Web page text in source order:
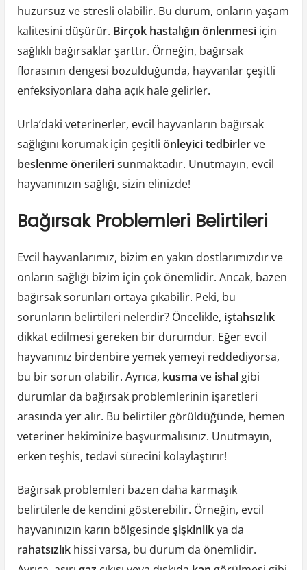
huzursuz ve stresli olabilir. Bu durum, onların yaşam
kalitesini düşürür. Birçok hastalığın önlenmesiiçin
sağlıklı bağırsaklar şarttır. Örneğin, bağırsak
florasının dengesi bozulduğunda, hayvanlar çeşitli
enfeksiyonlara daha açık hale gelirler.
Urla’daki veterinerler, evcil hayvanların bağırsak
sağlığını korumak için çeşitli önleyici tedbirlerve
beslenme önerilerisunmaktadır. Unutmayın, evcil
hayvanınızın sağlığı, sizin elinizde!
Bağırsak Problemleri Belirtileri
Evcil hayvanlarımız, bizim en yakın dostlarımızdır ve
onların sağlığı bizim için çok önemlidir. Ancak, bazen
bağırsak sorunları ortaya çıkabilir. Peki, bu
sorunların belirtileri nelerdir? Öncelikle, iştahsızlık
dikkat edilmesi gereken bir durumdur. Eğer evcil
hayvanınız birdenbire yemek yemeyi reddediyorsa,
bu bir sorun olabilir. Ayrıca, kusma ve ishalgibi
durumlar da bağırsak problemlerinin işaretleri
arasında yer alır. Bu belirtiler görüldüğünde, hemen
veteriner hekiminize başvurmalısınız. Unutmayın,
erken teşhis, tedavi sürecini kolaylaştırır!
Bağırsak problemleri bazen daha karmaşık
belirtilerle de kendini gösterebilir. Örneğin, evcil
hayvanınızın karın bölgesindeşişkinlikya da
rahatsızlıkhissi varsa, bu durum da önemlidir.